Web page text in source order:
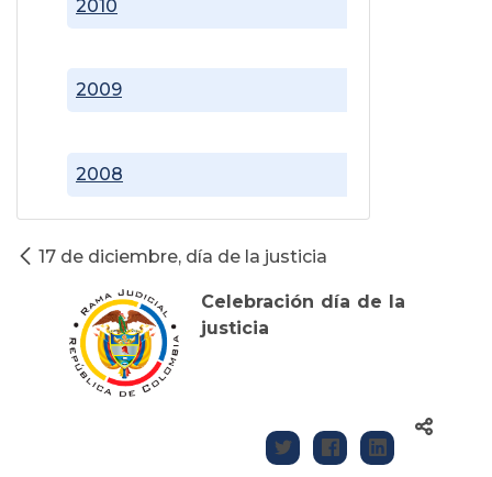
2008
2009
2010
17 de diciembre, día de la justicia
Celebración día de la
justicia